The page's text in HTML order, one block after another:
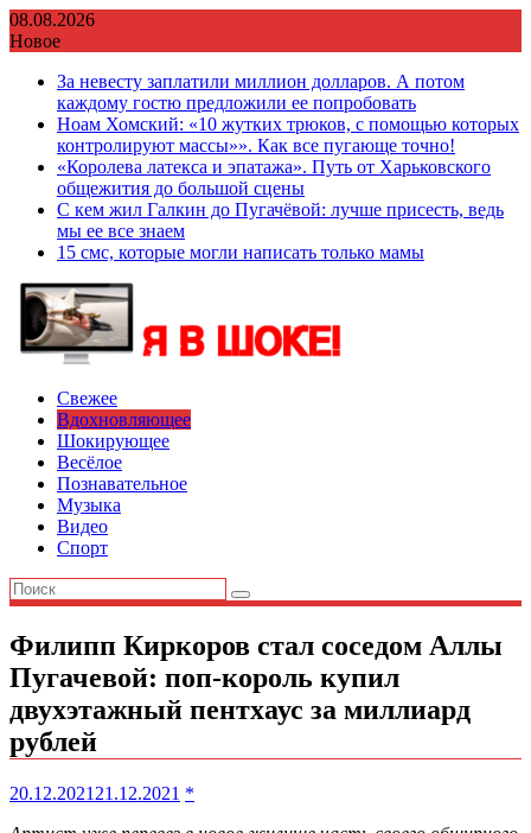
Перейти
к
08.08.2026
Новое
За невесту заплатили миллион долларов. А потом
каждому гостю предложили ее попробовать
Ноам Хомский: «10 жутких трюков, с помощью которых
контролируют массы»». Как все пугающе точно!
«Королева латекса и эпатажа». Путь от Харьковского
общежития до большой сцены
С кем жил Галкин до Пугачёвой: лучше присесть, ведь
мы ее все знаем
15 смс, которые могли написать только мамы
Свежее
Вдохновляющее
Шокирующее
Весёлое
Познавательное
Музыка
Видео
Спорт
Филипп Киркоров стал соседом Аллы
Пугачевой: поп-король купил
двухэтажный пентхаус за миллиард
рублей
20.12.2021 21.12.2021 *